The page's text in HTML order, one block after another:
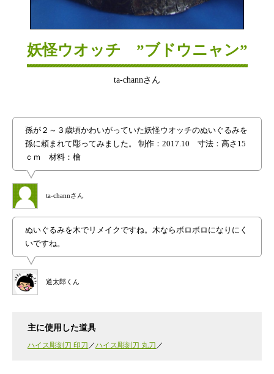
妖怪ウオッチ ”ブドウニャン”
ta-channさん
ta-channさん
孫が２～３歳頃かわいがっていた妖怪ウオッチのぬいぐるみを
孫に頼まれて彫ってみました。 制作：2017.10 寸法：高さ15
ｃｍ 材料：檜
道太郎くん
ぬいぐるみを木でリメイクですね。木ならボロボロになりにく
いですね。
主に使用した道具
ハイス彫刻刀 印刀 ハイス彫刻刀 丸刀